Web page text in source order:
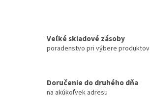
Veľké skladové zásoby
poradenstvo pri výbere produktov
Doručenie do druhého dňa
na akúkoľvek adresu